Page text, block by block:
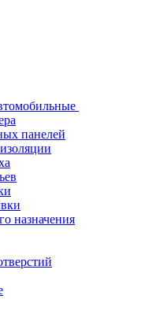
панелей
назначения